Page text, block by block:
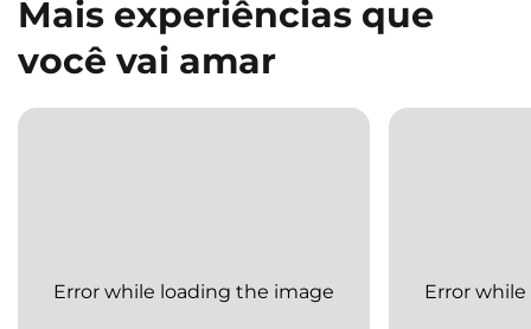
Mais experiências que
você vai amar